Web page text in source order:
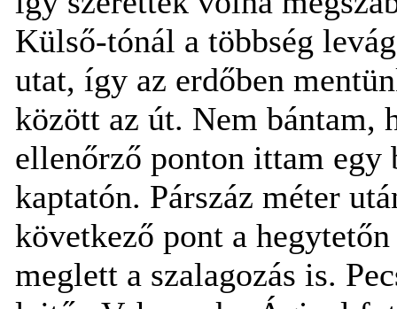
Külső-tónál a többség
utat, így az erdőben
között az út. Nem bántam,
ellenőrző ponton ittam egy
kaptatón. Párszáz méter
következő pont a
meglett a szalagozás is.